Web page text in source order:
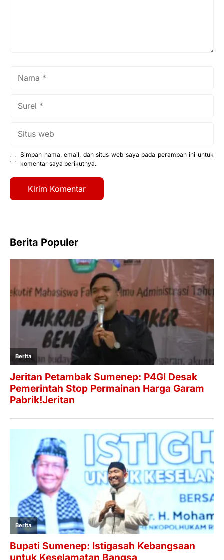
Simpan nama, email, dan situs web saya pada peramban ini untuk
komentar saya berikutnya.
Berita Populer